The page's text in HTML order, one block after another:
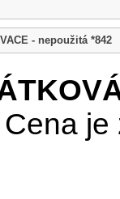
- nepoužitá *842
je